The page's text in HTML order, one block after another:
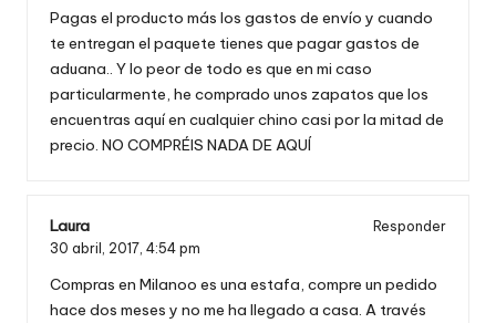
Pagas el producto más los gastos de envío y cuando
te entregan el paquete tienes que pagar gastos de
aduana.. Y lo peor de todo es que en mi caso
particularmente, he comprado unos zapatos que los
encuentras aquí en cualquier chino casi por la mitad de
precio. NO COMPRÉIS NADA DE AQUÍ
Laura
Responder
30 abril, 2017, 4:54 pm
Compras en Milanoo es una estafa, compre un pedido
hace dos meses y no me ha llegado a casa. A través